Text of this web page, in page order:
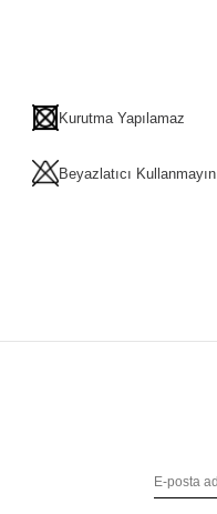
Kurutma Yapılamaz
Beyazlatıcı Kullanmayın